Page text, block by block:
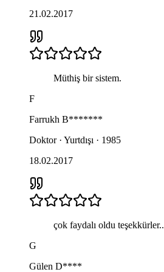
21.02.2017
Müthiş bir sistem.
F
Farrukh B*******
Doktor · Yurtdışı · 1985
18.02.2017
çok faydalı oldu teşekkürler..
G
Gülen D****